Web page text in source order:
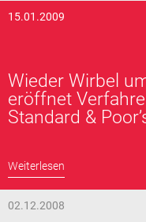
15.01.2009
Wieder Wirbel
eröffnet
Standard &
Weiterlesen
02.12.2008